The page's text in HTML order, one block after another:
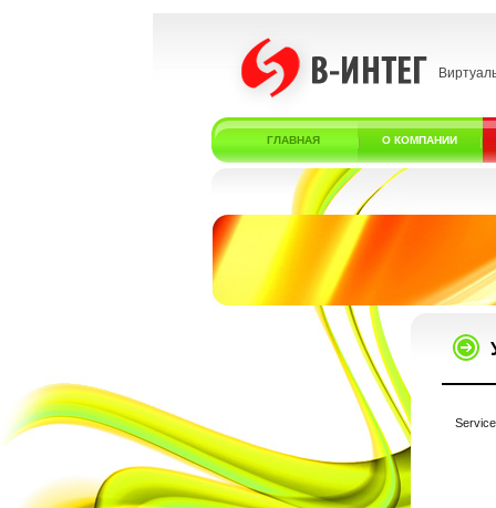
ГЛАВНАЯ О КОМПАНИИ